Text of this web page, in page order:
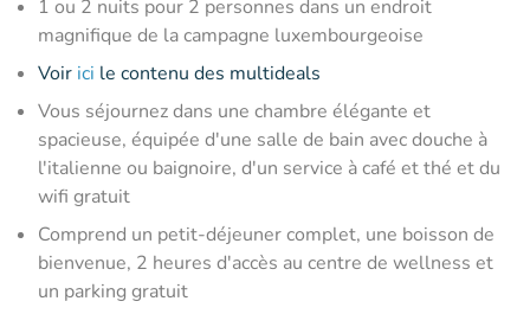
1 ou 2 nuits pour 2 personnes dans un endroit
magnifique de la campagne luxembourgeoise
Voir ici le contenu des multideals
Vous séjournez dans une chambre élégante et
spacieuse, équipée d'une salle de bain avec douche à
l'italienne ou baignoire, d'un service à café et thé et du
wifi gratuit
Comprend un petit-déjeuner complet, une boisson de
bienvenue, 2 heures d'accès au centre de wellness et
un parking gratuit